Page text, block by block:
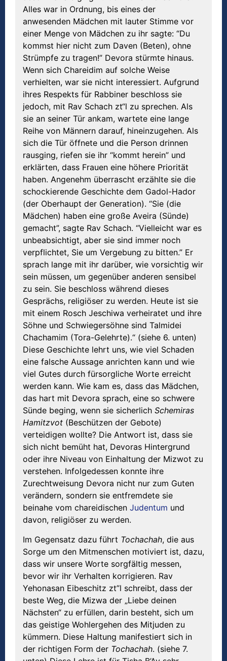
Alles war in Ordnung, bis eines der
anwesenden Mädchen mit lauter Stimme vor
einer Menge von Mädchen zu ihr sagte: “Du
kommst hier nicht zum Daven (Beten), ohne
Strümpfe zu tragen!” Devora stürmte hinaus.
Wenn sich Chareidim auf solche Weise
verhielten, war sie nicht interessiert. Aufgrund
ihres Respekts für Rabbiner beschloss sie
jedoch, mit Rav Schach zt“l zu sprechen. Als
sie an seiner Tür ankam, wartete eine lange
Reihe von Männern darauf, hineinzugehen. Als
sich die Tür öffnete und die Person drinnen
rausging, riefen sie ihr “kommt herein” und
erklärten, dass Frauen eine höhere Priorität
haben. Angenehm überrascht erzählte sie die
schockierende Geschichte dem Gadol-Hador
(der Oberhaupt der Generation). “Sie (die
Mädchen) haben eine große Aveira (Sünde)
gemacht”, sagte Rav Schach. “Vielleicht war es
unbeabsichtigt, aber sie sind immer noch
verpflichtet, Sie um Vergebung zu bitten.” Er
sprach lange mit ihr darüber, wie vorsichtig wir
sein müssen, um gegenüber anderen sensibel
zu sein. Sie beschloss während dieses
Gesprächs, religiöser zu werden. Heute ist sie
mit einem Rosch Jeschiwa verheiratet und ihre
Söhne und Schwiegersöhne sind Talmidei
Chachamim (Tora-Gelehrte).“ (siehe 6. unten)
Diese Geschichte lehrt uns, wie viel Schaden
eine falsche Aussage anrichten kann und wie
viel Gutes durch fürsorgliche Worte erreicht
werden kann. Wie kam es, dass das Mädchen,
das hart mit Devora sprach, eine so schwere
Sünde beging, wenn sie sicherlich Schemiras
Hamitzvot (Beschützen der Gebote)
verteidigen wollte? Die Antwort ist, dass sie
sich nicht bemüht hat, Devoras Hintergrund
oder ihre Niveau von Einhaltung der Mizwot zu
verstehen. Infolgedessen konnte ihre
Zurechtweisung Devora nicht nur zum Guten
verändern, sondern sie entfremdete sie
beinahe vom chareidischen Judentum und
davon, religiöser zu werden.
Im Gegensatz dazu führt Tochachah, die aus
Sorge um den Mitmenschen motiviert ist, dazu,
dass wir unsere Worte sorgfältig messen,
bevor wir ihr Verhalten korrigieren. Rav
Yehonasan Eibeschitz zt”l schreibt, dass der
beste Weg, die Mizwa der „Liebe deinen
Nächsten“ zu erfüllen, darin besteht, sich um
das geistige Wohlergehen des Mitjuden zu
kümmern. Diese Haltung manifestiert sich in
der richtigen Form der Tochachah. (siehe 7.